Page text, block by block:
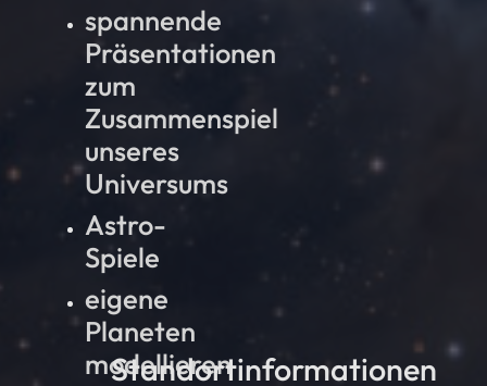
spannende
Präsentationen
zum
Zusammenspiel
unseres
Universums
Astro-
Spiele
eigene
Planeten
modellieren
Standortinformationen